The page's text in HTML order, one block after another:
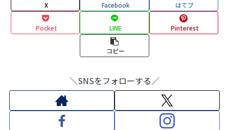
X Facebook はてブ
Pocket LINE Pinterest
コピー
＼SNSをフォローする／